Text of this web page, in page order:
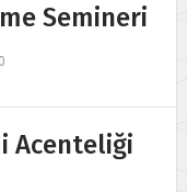
Semineri
Acenteliği